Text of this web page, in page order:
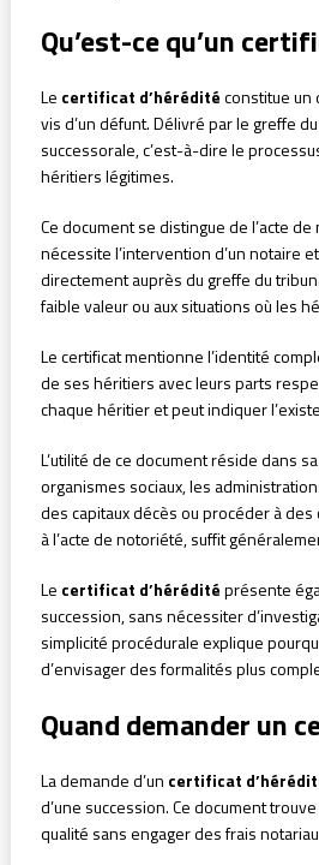
Qu’est-ce qu’un
Le certificat d’héréditéconstitue un
vis d’un défunt. Délivré par le greffe
successorale, c’est-à-dire le
héritiers légitimes.
Ce document se distingue de l’acte
nécessite l’intervention d’un notaire
directement auprès du greffe du
faible valeur ou aux situations où les
Le certificat mentionne l’identité
de ses héritiers avec leurs parts
chaque héritier et peut indiquer
L’utilité de ce document réside dans
organismes sociaux, les
des capitaux décès ou procéder à
à l’acte de notoriété, suffit
Le certificat d’héréditéprésente
succession, sans nécessiter
simplicité procédurale explique
d’envisager des formalités plus
Quand demander un
La demande d’un certificat
d’une succession. Ce document
qualité sans engager des frais